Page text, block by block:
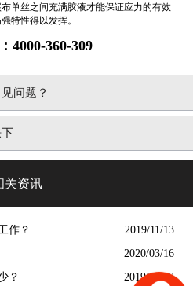
单丝之间充满胶液才能保证应力的有效
特性得以发挥。
4000-360-309
问题？
关资讯
作？ 2019/11/13
2020/03/16
？ 2019/12/13